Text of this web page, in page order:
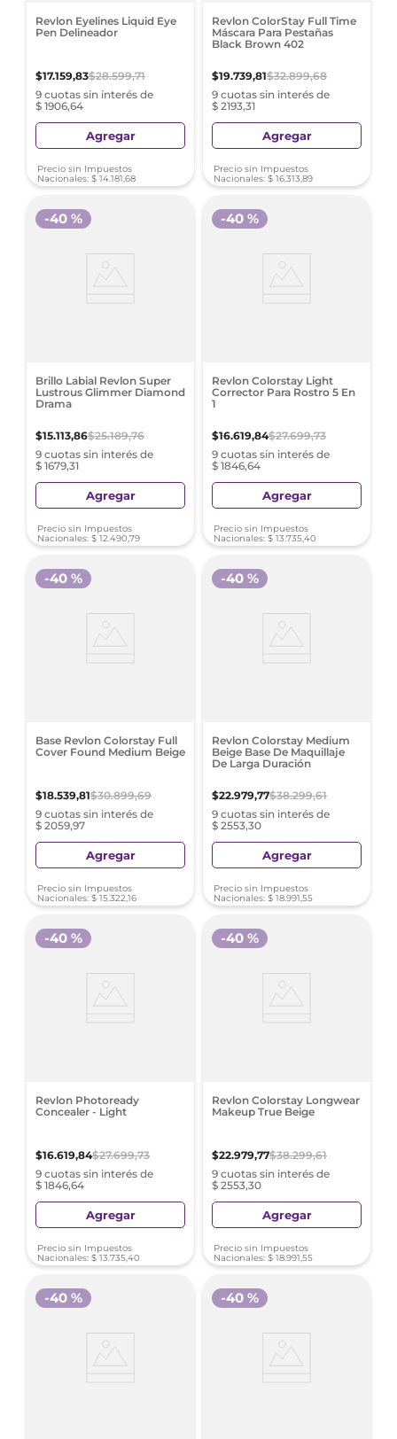
Revlon Eyelines Liquid Eye
Pen Delineador
$17.159,83$28.599,71
9 cuotas sin interés de
$ 1906,64
Agregar
Precio sin Impuestos
Nacionales: $ 14.181,68
Revlon ColorStay Full Time
Máscara Para Pestañas
Black Brown 402
$19.739,81$32.899,68
9 cuotas sin interés de
$ 2193,31
Agregar
Precio sin Impuestos
Nacionales: $ 16.313,89
Brillo Labial Revlon Super
Lustrous Glimmer Diamond
Drama
$15.113,86$25.189,76
9 cuotas sin interés de
$ 1679,31
-40 %
Agregar
Precio sin Impuestos
Nacionales: $ 12.490,79
Revlon Colorstay Light
Corrector Para Rostro 5 En
1
$16.619,84$27.699,73
9 cuotas sin interés de
$ 1846,64
-40 %
Agregar
Precio sin Impuestos
Nacionales: $ 13.735,40
Base Revlon Colorstay Full
Cover Found Medium Beige
$18.539,81$30.899,69
9 cuotas sin interés de
$ 2059,97
-40 %
Agregar
Precio sin Impuestos
Nacionales: $ 15.322,16
Revlon Colorstay Medium
Beige Base De Maquillaje
De Larga Duración
$22.979,77$38.299,61
9 cuotas sin interés de
$ 2553,30
-40 %
Agregar
Precio sin Impuestos
Nacionales: $ 18.991,55
Revlon Photoready
Concealer - Light
$16.619,84$27.699,73
9 cuotas sin interés de
$ 1846,64
-40 %
Agregar
Precio sin Impuestos
Nacionales: $ 13.735,40
Revlon Colorstay Longwear
Makeup True Beige
$22.979,77$38.299,61
9 cuotas sin interés de
$ 2553,30
-40 %
Agregar
Precio sin Impuestos
Nacionales: $ 18.991,55
-40 % -40 %